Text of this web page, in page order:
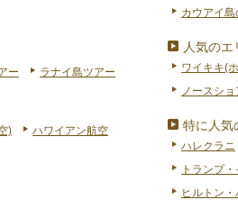
ー
ラナイ島ツアー
) ハワイアン航空
カウアイ
人気のエ
ワイキキ(
ノースシ
特に人気
ハレクラニ
トランプ
ヒルトン